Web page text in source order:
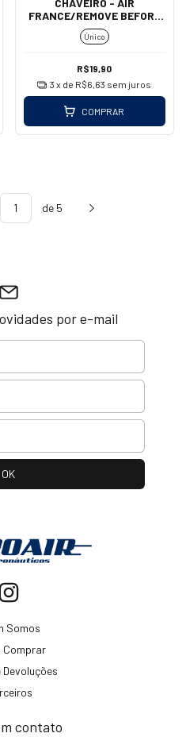
CHAVEIRO - AIR
FRANCE/REMOVE BEFORE
FLIGHT (MOSQUETÃO)
Único
R$19,90
3 x de R$6,63 sem juros
COMPRAR
de 5
por e-mail
Somos
Comprar
contato